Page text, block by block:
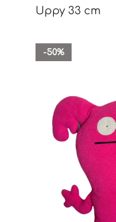
Uppy 33 cm
-50%